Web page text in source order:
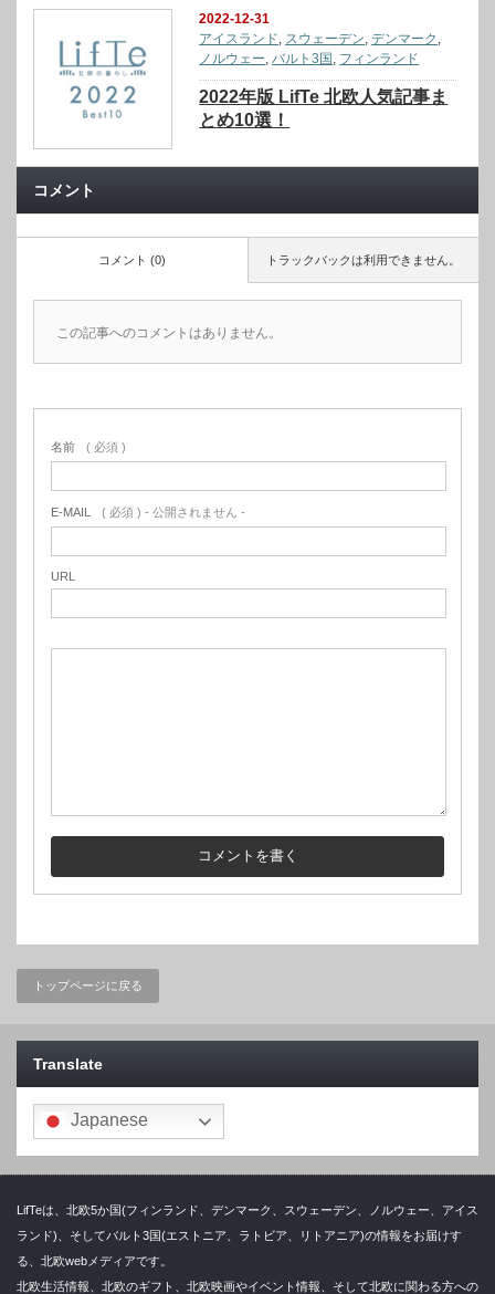
2022-12-31
アイスランド, スウェーデン,デンマーク ,
ノルウェー,バルト3国 , フィンランド
2022年版 LifTe 北欧人気記事ま
とめ10選！
コメント
トラックバックは利用できません。
コメント (0)
この記事へのコメントはありません。
名前 ( 必須 )
E-MAIL ( 必須 ) - 公開されません -
URL
トップページに戻る
Translate
Japanese
LifTeは、北欧5か国(フィンランド、デンマーク、スウェーデン、ノルウェー、アイス
ランド)、そしてバルト3国(エストニア、ラトビア、リトアニア)の情報をお届けす
る、北欧webメディアです。
北欧生活情報、北欧のギフト、北欧映画やイベント情報、そして北欧に関わる方への